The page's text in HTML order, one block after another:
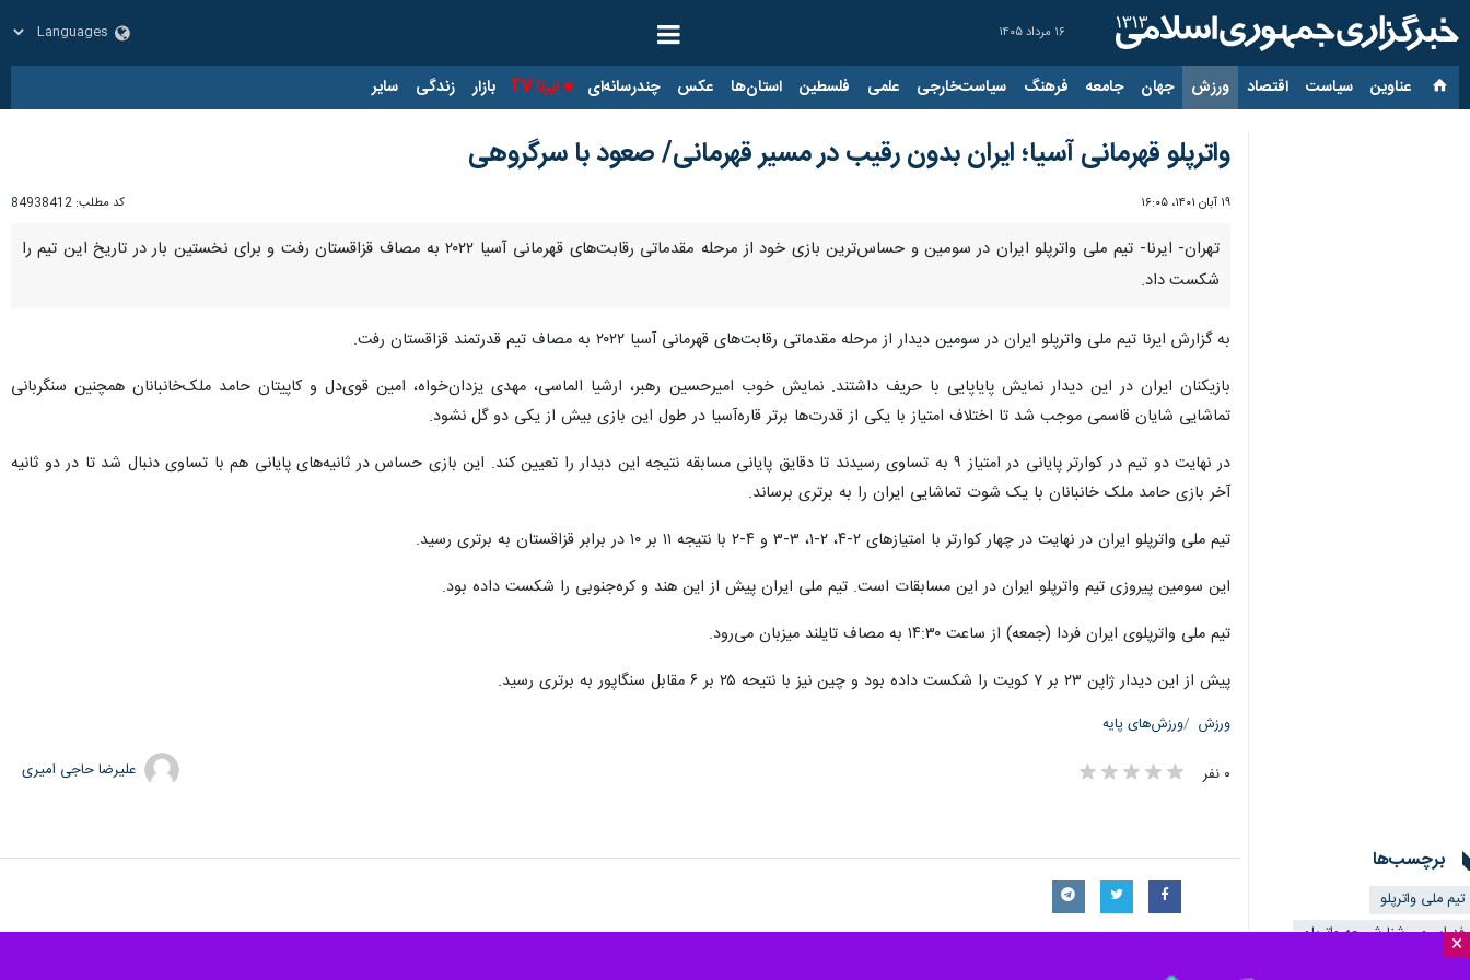
۱۶ مرداد ۱۴۰۵
عناوین‌ سیاست اقتصاد ورزش جهان جامعه فرهنگ سیاست‌خارجی علمی فلسطین استان‌ها عکس چندرسانه‌ای ایرنا TV بازار زندگی سایر
×
واترپلو قهرمانی آسیا؛ ایران بدون رقیب در مسیر قهرمانی/ صعود با سرگروهی
۱۹ آبان ۱۴۰۱، ۱۶:۰۵ کد مطلب: 84938412
تهران- ایرنا- تیم ملی واترپلو ایران در سومین و حساس‌ترین بازی خود از مرحله مقدماتی رقابت‌های قهرمانی آسیا ۲۰۲۲ به مصاف قزاقستان رفت و برای نخستین بار در تاریخ این تیم را
شکست داد.
به گزارش ایرنا تیم ملی واترپلو ایران در سومین دیدار از مرحله مقدماتی رقابت‌های قهرمانی آسیا ۲۰۲۲ به مصاف تیم قدرتمند قزاقستان رفت.
بازیکنان ایران در این دیدار نمایش پایاپایی با حریف داشتند. نمایش خوب امیرحسین رهبر، ارشیا الماسی، مهدی یزدان‌خواه، امین قوی‌دل و کاپیتان حامد ملک‌خانبانان همچنین سنگربانی
تماشایی شایان قاسمی موجب شد تا اختلاف امتیاز با یکی از قدرت‌ها برتر قاره‌آسیا در طول این بازی بیش از یکی دو گل نشود.
در نهایت دو تیم در کوارتر پایانی در امتیاز ۹ به تساوی رسیدند تا دقایق پایانی مسابقه نتیجه این دیدار را تعیین کند. این بازی حساس در ثانیه‌های پایانی هم با تساوی دنبال شد تا در دو ثانیه
آخر بازی حامد ملک خانبانان با یک شوت تماشایی ایران را به برتری برساند.
تیم ملی واترپلو ایران در نهایت در چهار کوارتر با امتیازهای ۲-۴، ۲-۱، ۳-۳ و ۴-۲ با نتیجه ۱۱ بر ۱۰ در برابر قزاقستان به برتری رسید.
این سومین پیروزی تیم واترپلو ایران در این مسابقات است. تیم ملی ایران پیش از این هند و کره‌جنوبی را شکست داده بود.
تیم ملی واترپلوی ایران فردا (جمعه) از ساعت ۱۴:۳۰ به مصاف تایلند میزبان می‌رود.
پیش از این دیدار ژاپن ۲۳ بر ۷ کویت را شکست داده بود و چین نیز با نتیحه ۲۵ بر ۶ مقابل سنگاپور به برتری رسید.
ورزش ورزش‌های پایه
۰ نفر علیرضا حاجی امیری
برچسب‌ها
تیم ملی واترپلو
فدراسیون شنا شیرجه واترپلو